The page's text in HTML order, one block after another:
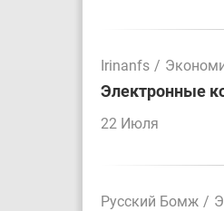
Irinanfs /
Электронные
22 Июля
Русский Бомж /